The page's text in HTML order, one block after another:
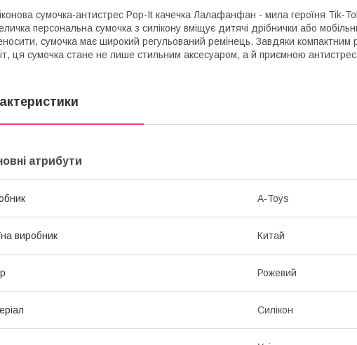
сумочка-антистрес Pop-It качечка Лалафанфан - мила героїня Tik-
персональна сумочка з силікону вміщує дитячі дрібнички або
сумочка має широкий регульований ремінець. Завдяки компактним
ця сумочка стане не лише стильним аксесуаром, а й приємною
атрибути
A-Toys
виробник Китай
Рожевий
Силікон